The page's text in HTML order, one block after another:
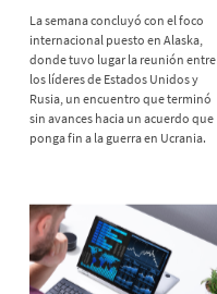
La semana concluyó con el foco
internacional puesto en Alaska,
donde tuvo lugar la reunión entre
los líderes de Estados Unidos y
Rusia, un encuentro que terminó
sin avances hacia un acuerdo que
ponga fin a la guerra en Ucrania.